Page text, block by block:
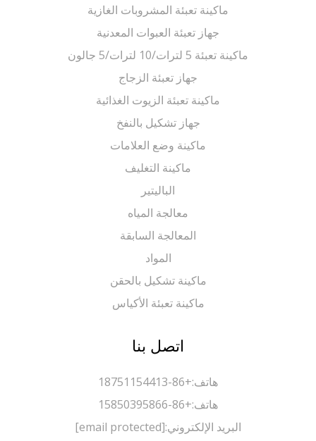
ماكينة تعبئة المشروبات الغازية
جهاز تعبئة العبوات المعدنية
ماكينة تعبئة 5 لترات/10 لترات/5 جالون
جهاز تعبئة الزجاج
ماكينة تعبئة الزيوت الغذائية
جهاز تشكيل بالنفخ
ماكينة وضع العلامات
ماكينة التغليف
الباليتير
معالجة المياه
المعالجة السابقة
ماكينة تشكيل بالحقن
ماكينة تعبئة الأكياس
اتصل بنا
+86-18751154413
+86-15850395866
البريد الإلكتروني:[email protected]